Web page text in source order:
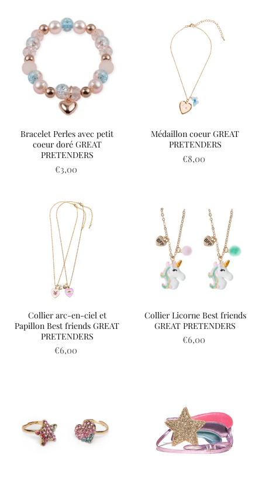
Bracelet Perles avec petit
coeur doré GREAT
PRETENDERS
€3,00
Médaillon coeur GREAT
PRETENDERS
€8,00
Collier arc-en-ciel et
Papillon Best friends GREAT
PRETENDERS
€6,00
Collier Licorne Best friends
GREAT PRETENDERS
€6,00